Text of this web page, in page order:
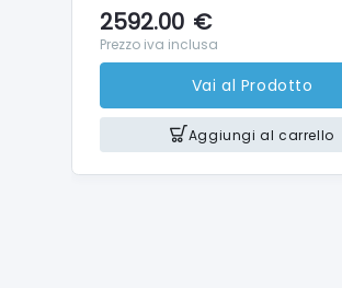
2592.00 €
Prezzo iva inclusa
Vai al Prodotto
Aggiungi al carrello